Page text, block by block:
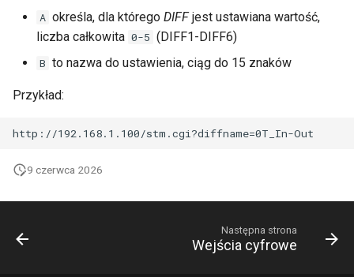
A określa, dla którego DIFFjest ustawiana wartość,
liczba całkowita 0-5 (DIFF1-DIFF6)
B to nazwa do ustawienia, ciąg do 15 znaków
Przykład:
9 czerwca 2026
Następna strona
Wejścia cyfrowe